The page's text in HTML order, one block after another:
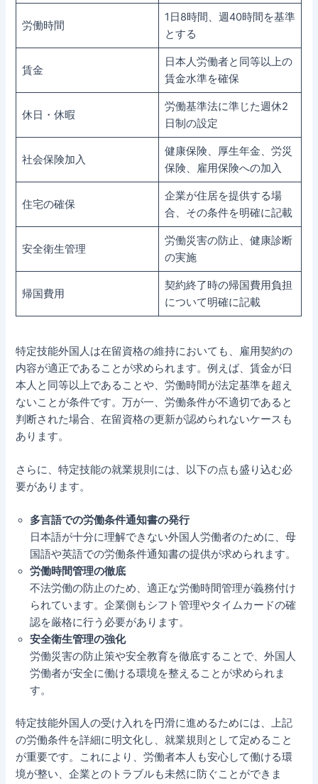
労働時間
1日8時間、週40時間を基準
とする
賃金
日本人労働者と同等以上の
賃金水準を確保
休日・休暇
労働基準法に準じた週休2
日制の設定
社会保険加入
健康保険、厚生年金、労災
保険、雇用保険への加入
住宅の確保
企業が住居を提供する場
合、その条件を明確に記載
安全衛生管理
労働災害の防止、健康診断
の実施
帰国費用
契約終了時の帰国費用負担
について明確に記載
特定技能外国人は在留資格の維持においても、雇用契約の
内容が適正であることが求められます。例えば、賃金が日
本人と同等以上であることや、労働時間が法定基準を超え
ないことが条件です。万が一、労働条件が不適切であると
判断された場合、在留資格の更新が認められないケースも
あります。
さらに、特定技能の就業規則には、以下の点も盛り込む必
要があります。
多言語での労働条件通知書の発行
日本語が十分に理解できない外国人労働者のために、母
国語や英語での労働条件通知書の提供が求められます。
労働時間管理の徹底
不法労働の防止のため、適正な労働時間管理が義務付け
られています。企業側もシフト管理やタイムカードの確
認を厳格に行う必要があります。
安全衛生管理の強化
労働災害の防止策や安全教育を徹底することで、外国人
労働者が安全に働ける環境を整えることが求められま
す。
特定技能外国人の受け入れを円滑に進めるためには、上記
の労働条件を詳細に明文化し、就業規則として定めること
が重要です。これにより、労働者本人も安心して働ける環
境が整い、企業とのトラブルも未然に防ぐことができま